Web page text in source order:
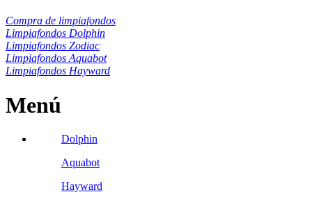
Compra de limpiafondos
Limpiafondos Dolphin
Limpiafondos Zodiac
Limpiafondos Aquabot
Limpiafondos Hayward
Menú
Dolphin
Aquabot
Hayward